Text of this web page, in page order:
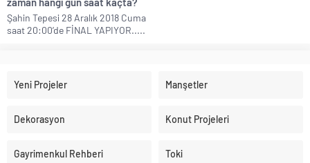
Şahin Tepesi 28 Aralık 2018 Cuma
saat 20:00’de FİNAL YAPIYOR.....
Yeni Projeler Manşetler
Dekorasyon Konut Projeleri
Gayrimenkul Rehberi Toki